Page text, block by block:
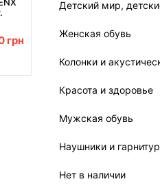
грн
Детский мир,
Женская обувь
Колонки и
Красота и здоровье
Мужская обувь
Наушники и
Нет в наличии